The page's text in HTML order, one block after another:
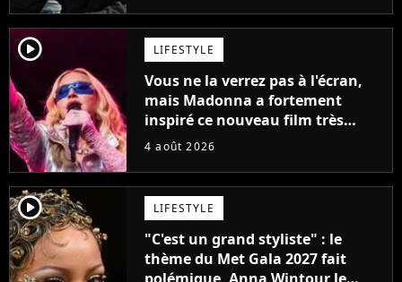
player2 LIFESTYLE
Vous ne la verrez pas à l'écran,
mais Madonna a fortement
inspiré ce nouveau film très
attendu
4 août 2026
player2 LIFESTYLE
"C'est un grand styliste" : le
thème du Met Gala 2027 fait